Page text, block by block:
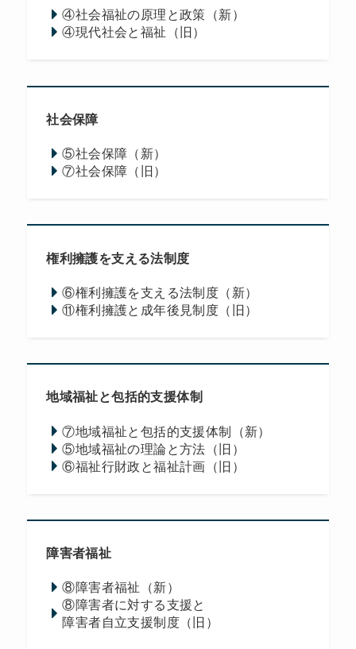
④社会福祉の原理と政策（新）
④現代社会と福祉（旧）
社会保障
⑤社会保障（新）
⑦社会保障（旧）
権利擁護を支える法制度
⑥権利擁護を支える法制度（新）
⑪権利擁護と成年後見制度（旧）
地域福祉と包括的支援体制
⑦地域福祉と包括的支援体制（新）
⑤地域福祉の理論と方法（旧）
⑥福祉行財政と福祉計画（旧）
障害者福祉
⑧障害者福祉（新）
⑧障害者に対する支援と
障害者自立支援制度（旧）